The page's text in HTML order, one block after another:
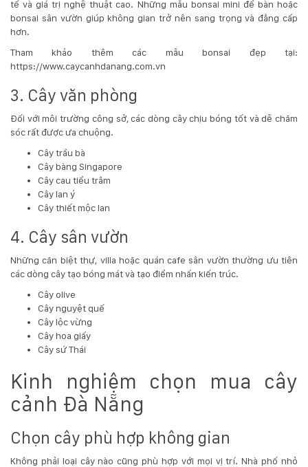
tế và giá trị nghệ thuật cao. Những mẫu bonsai mini để bàn hoặc
bonsai sân vườn giúp không gian trở nên sang trọng và đẳng cấp
hơn.
Tham khảo thêm các mẫu bonsai đẹp tại:
https://www.caycanhdanang.com.vn
3. Cây văn phòng
Đối với môi trường công sở, các dòng cây chịu bóng tốt và dễ chăm
sóc rất được ưa chuộng.
Cây trầu bà
Cây bàng Singapore
Cây cau tiểu trâm
Cây lan ý
Cây thiết mộc lan
4. Cây sân vườn
Những căn biệt thự, villa hoặc quán cafe sân vườn thường ưu tiên
các dòng cây tạo bóng mát và tạo điểm nhấn kiến trúc.
Cây olive
Cây nguyệt quế
Cây lộc vừng
Cây hoa giấy
Cây sứ Thái
Kinh nghiệm chọn mua cây
cảnh Đà Nẵng
Chọn cây phù hợp không gian
Không phải loại cây nào cũng phù hợp với mọi vị trí. Nhà phố nhỏ